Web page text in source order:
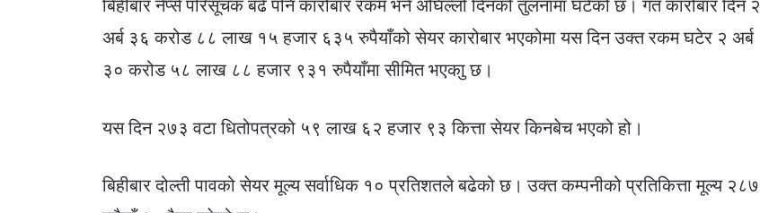
अर्ब ३६ करोड ८८ लाख १५ हजार ६३५ रुपैयाँको सेयर कारोबार भएकोमा यस दिन उक्त रकम घटेर २ अर्ब
३० करोड ५८ लाख ८८ हजार ९३१ रुपैयाँमा सीमित भएकाु छ।
यस दिन २७३ वटा धितोपत्रको ५९ लाख ६२ हजार ९३ कित्ता सेयर किनबेच भएको हो।
बिहीबार दोल्ती पावको सेयर मूल्य सर्वाधिक १० प्रतिशतले बढेको छ। उक्त कम्पनीको प्रतिकित्ता मूल्य २८७